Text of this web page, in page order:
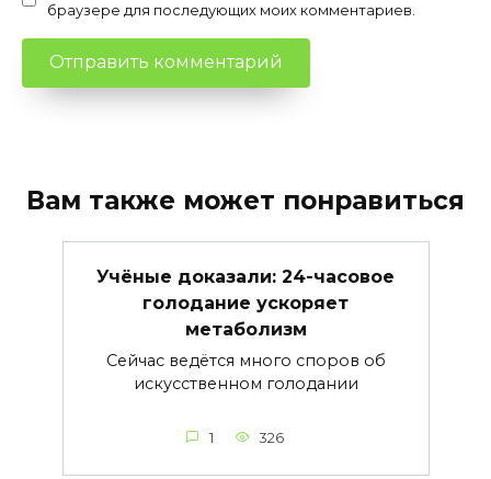
браузере для последующих моих комментариев.
Вам также может понравиться
Учёные доказали: 24-часовое
голодание ускоряет
метаболизм
Сейчас ведётся много споров об
искусственном голодании
1 326